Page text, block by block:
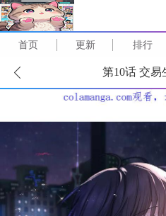
首页 更新 排行
第10话 交易